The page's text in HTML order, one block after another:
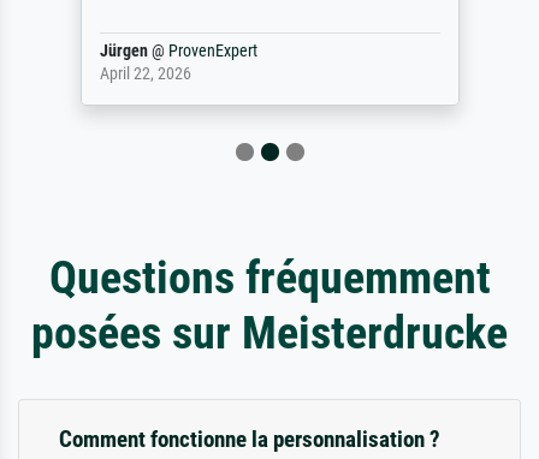
Jürgen@ ProvenExpert
April 22, 2026
Questions fréquemment
posées sur Meisterdrucke
Comment fonctionne la personnalisation ?